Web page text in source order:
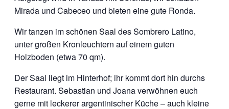
Mirada und Cabeceo und bieten eine gute Ronda.
Wir tanzen im schönen Saal des Sombrero Latino,
unter großen Kronleuchtern auf einem guten
Holzboden (etwa 70 qm).
Der Saal liegt im Hinterhof; ihr kommt dort hin durchs
Restaurant. Sebastian und Joana verwöhnen euch
gerne mit leckerer argentinischer Küche – auch kleine